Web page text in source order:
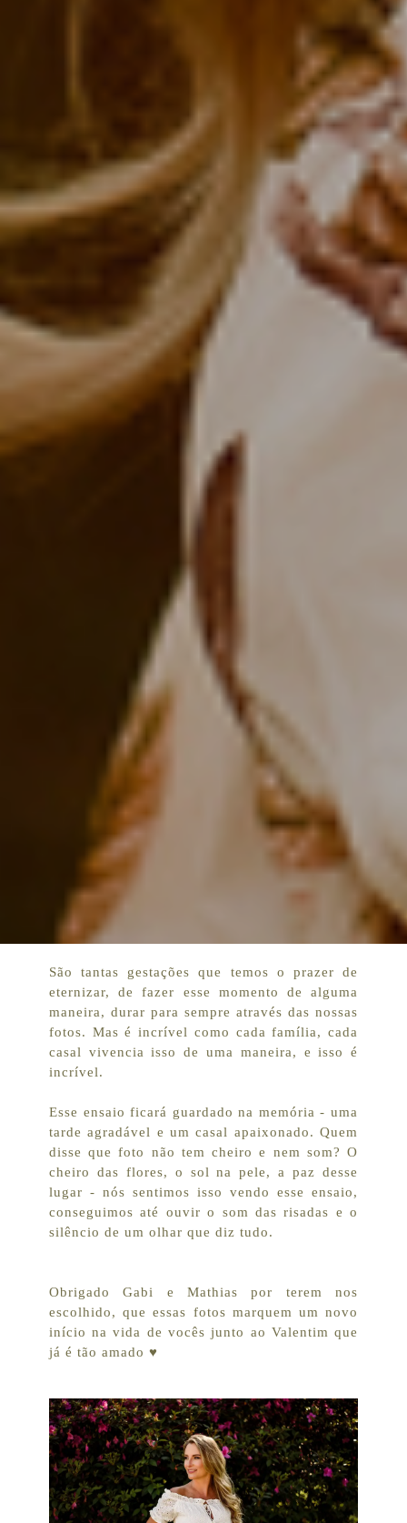
São tantas gestações que temos o prazer de
eternizar, de fazer esse momento de alguma
maneira, durar para sempre através das nossas
fotos. Mas é incrível como cada família, cada
casal vivencia isso de uma maneira, e isso é
incrível.
Esse ensaio ficará guardado na memória - uma
tarde agradável e um casal apaixonado. Quem
disse que foto não tem cheiro e nem som? O
cheiro das flores, o sol na pele, a paz desse
lugar - nós sentimos isso vendo esse ensaio,
conseguimos até ouvir o som das risadas e o
silêncio de um olhar que diz tudo.
Obrigado Gabi e Mathias por terem nos
escolhido, que essas fotos marquem um novo
início na vida de vocês junto ao Valentim que
já é tão amado ♥